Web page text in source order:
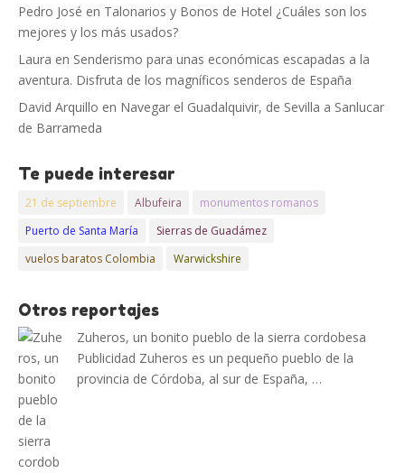
Pedro José en Talonarios y Bonos de Hotel ¿Cuáles son los
mejores y los más usados?
Laura en Senderismo para unas económicas escapadas a la
aventura. Disfruta de los magníficos senderos de España
David Arquillo en Navegar el Guadalquivir, de Sevilla a Sanlucar
de Barrameda
Te puede interesar
21 de septiembre Albufeira
monumentos romanos
Puerto de Santa María
Sierras de Guadámez
vuelos baratos Colombia
Warwickshire
Otros reportajes
Zuheros, un bonito pueblo de la sierra cordobesa
Publicidad Zuheros es un pequeño pueblo de la
provincia de Córdoba, al sur de España, …